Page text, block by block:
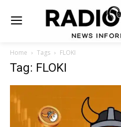
Home Tags FLOKI
Tag: FLOKI